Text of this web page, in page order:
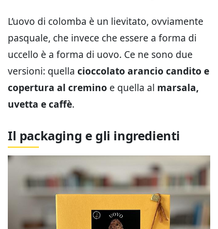
L’uovo di colomba è un lievitato, ovviamente
pasquale, che invece che essere a forma di
uccello è a forma di uovo. Ce ne sono due
versioni: quella cioccolato arancio candito e
copertura al cremino e quella al marsala,
uvetta e caffè.
Il packaging e gli ingredienti